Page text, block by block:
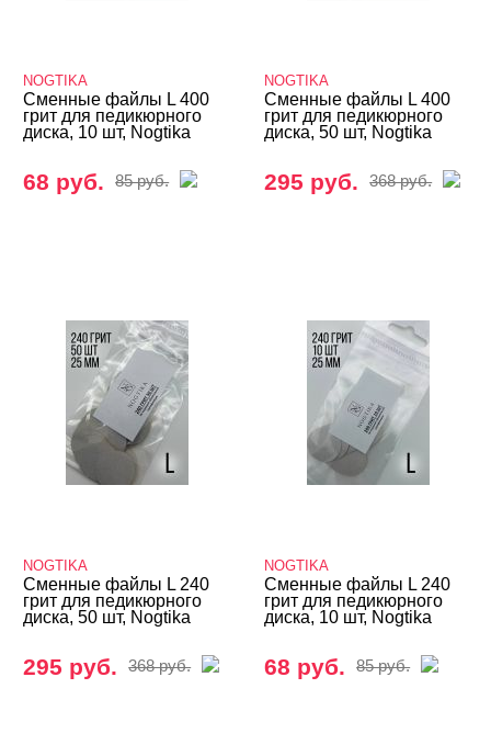
NOGTIKA
Сменные файлы L 400
грит для педикюрного
диска, 10 шт, Nogtika
68 руб. 85 руб.
NOGTIKA
Сменные файлы L 400
грит для педикюрного
диска, 50 шт, Nogtika
295 руб. 368 руб.
NOGTIKA
Сменные файлы L 240
грит для педикюрного
диска, 50 шт, Nogtika
295 руб. 368 руб.
NOGTIKA
Сменные файлы L 240
грит для педикюрного
диска, 10 шт, Nogtika
68 руб. 85 руб.